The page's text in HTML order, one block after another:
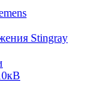
Stingray